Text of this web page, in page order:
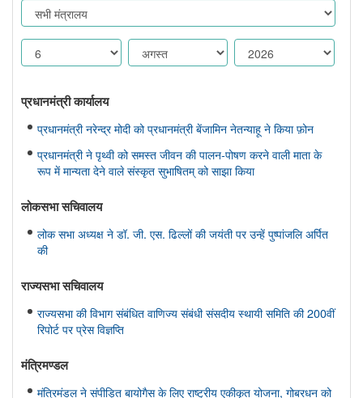
प्रधानमंत्री कार्यालय
प्रधानमंत्री नरेन्द्र मोदी को प्रधानमंत्री बेंजामिन नेतन्याहू ने किया फ़ोन
प्रधानमंत्री ने पृथ्वी को समस्त जीवन की पालन-पोषण करने वाली माता के
रूप में मान्यता देने वाले संस्कृत सुभाषितम् को साझा किया
लोकसभा सचिवालय
लोक सभा अध्यक्ष ने डॉ. जी. एस. ढिल्लों की जयंती पर उन्हें पुष्पांजलि अर्पित
की
राज्यसभा सचिवालय
राज्यसभा की विभाग संबंधित वाणिज्य संबंधी संसदीय स्थायी समिति की 200वीं
रिपोर्ट पर प्रेस विज्ञप्ति
मंत्रिमण्‍डल
मंत्रिमंडल ने संपीड़ित बायोगैस के लिए राष्ट्रीय एकीकृत योजना, गोबरधन को